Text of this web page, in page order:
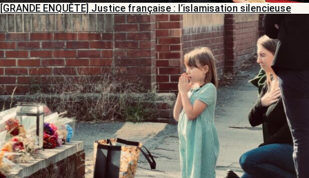
[GRANDE ENQUÊTE] Justice française : l’islamisation silencieuse